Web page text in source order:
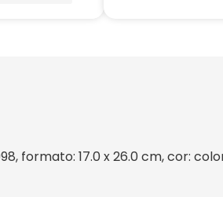
formato: 17.0 x 26.0 cm, cor: